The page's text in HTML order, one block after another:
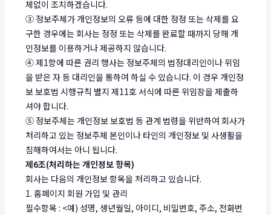
체없이 조치하겠습니다.
③ 정보주체가 개인정보의 오류 등에 대한 정정 또는 삭제를 요
구한 경우에는 회사는 정정 또는 삭제를 완료할 때까지 당해 개
인정보를 이용하거나 제공하지 않습니다.
④ 제1항에 따른 권리 행사는 정보주체의 법정대리인이나 위임
을 받은 자 등 대리인을 통하여 하실 수 있습니다. 이 경우 개인정
보 보호법 시행규칙 별지 제11호 서식에 따른 위임장을 제출하
셔야 합니다.
⑤ 정보주체는 개인정보 보호법 등 관계 법령을 위반하여 회사가
처리하고 있는 정보주체 본인이나 타인의 개인정보 및 사생활을
침해하여서는 아니 됩니다.
제6조(처리하는 개인정보 항목)
회사는 다음의 개인정보 항목을 처리하고 있습니다.
1. 홈페이지 회원 가입 및 관리
필수항목 : <예) 성명, 생년월일, 아이디, 비밀번호, 주소, 전화번